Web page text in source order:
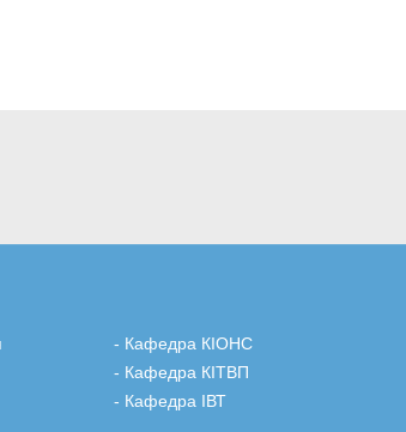
- Кафедра КІОНС
- Кафедра КІТВП
- Кафедра ІВТ